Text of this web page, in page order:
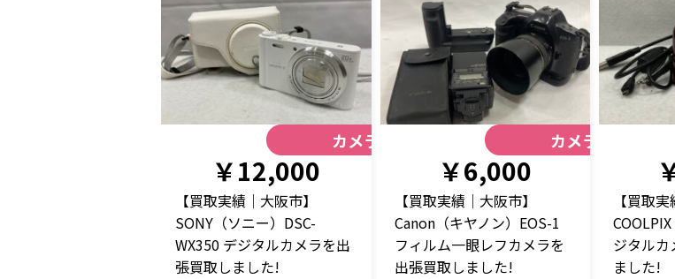
カメラ
￥12,000
【買取実績｜大阪市】
SONY（ソニー）DSC-
WX350 デジタルカメラを出
張買取しました!
カメラ
￥6,000
【買取実績｜大阪市】
Canon（キヤノン）EOS-1
フィルム一眼レフカメラを
出張買取しました!
【買取
ジタルカ
ました!